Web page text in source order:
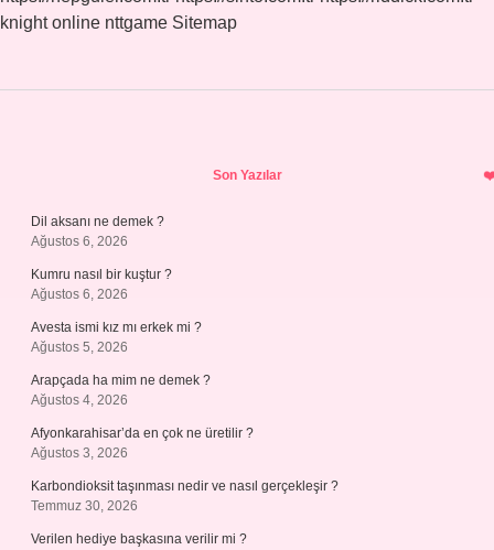
knight online nttgame Sitemap
Son Yazılar
Dil aksanı ne demek ?
Ağustos 6, 2026
Kumru nasıl bir kuştur ?
Ağustos 6, 2026
Avesta ismi kız mı erkek mi ?
Ağustos 5, 2026
Arapçada ha mim ne demek ?
Ağustos 4, 2026
Afyonkarahisar’da en çok ne üretilir ?
Ağustos 3, 2026
Karbondioksit taşınması nedir ve nasıl gerçekleşir ?
Temmuz 30, 2026
Verilen hediye başkasına verilir mi ?